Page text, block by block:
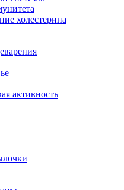
холестерина
активность